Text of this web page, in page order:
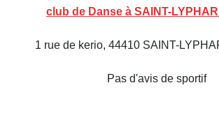
club de Danse à SAINT-
1 rue de kerio, 44410 SAINT-
Pas d'avis de sportif